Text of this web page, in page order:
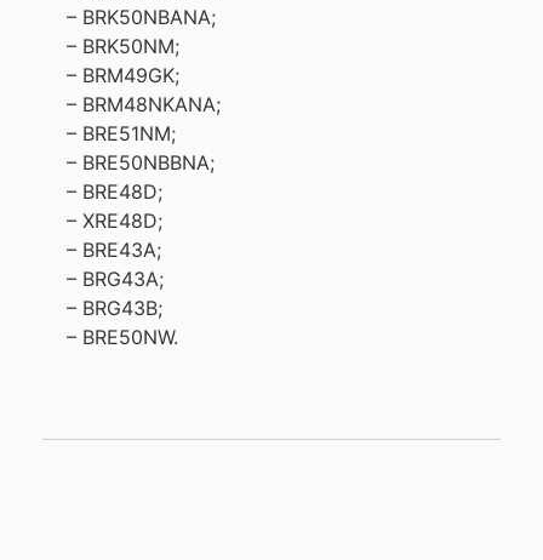
– BRK50NBANA;
– BRK50NM;
– BRM49GK;
– BRM48NKANA;
– BRE51NM;
– BRE50NBBNA;
– BRE48D;
– XRE48D;
– BRE43A;
– BRG43A;
– BRG43B;
– BRE50NW.